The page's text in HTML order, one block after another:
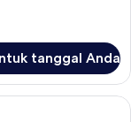
tanggal Anda
2 kamar tidur